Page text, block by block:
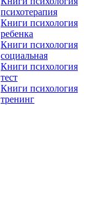
психотерапия
Книги психология
ребенка
Книги психология
социальная
Книги психология
тест
Книги психология
тренинг